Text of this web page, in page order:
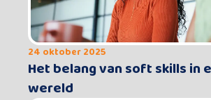
24 oktober 2025
Het belang van soft skills in
wereld